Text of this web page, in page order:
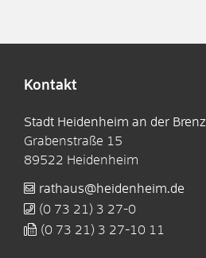
Kontakt
Stadt Heidenheim an der Brenz
Grabenstraße 15
89522 Heidenheim
rathaus@heidenheim.de
(0 73 21) 3 27-0
(0 73 21) 3 27-10 11